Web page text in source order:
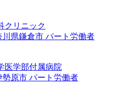
クリニック
川県鎌倉市 パート労働者
医学部付属病院
勢原市 パート労働者